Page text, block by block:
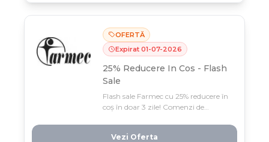
OFERTĂ
Expirat 01-07-2026
25% Reducere In Cos - Flash
Sale
Flash sale Farmec cu 25% reducere în
coș în doar 3 zile! Comenzi de
limitată.
Vezi Oferta